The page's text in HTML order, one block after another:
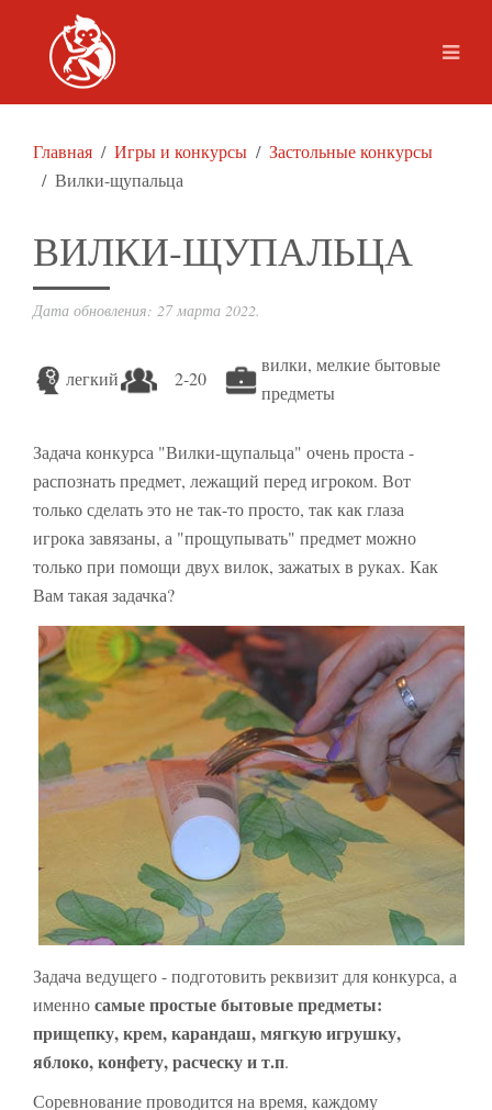
Главная Игры и конкурсы
Застольные конкурсы
Вилки-щупальца
ВИЛКИ-ЩУПАЛЬЦА
Дата обновления: 27 марта 2022.
легкий 2-20
вилки, мелкие бытовые
предметы
Задача конкурса "Вилки-щупальца" очень проста -
распознать предмет, лежащий перед игроком. Вот
только сделать это не так-то просто, так как глаза
игрока завязаны, а "прощупывать" предмет можно
только при помощи двух вилок, зажатых в руках. Как
Вам такая задачка?
Задача ведущего - подготовить реквизит для конкурса, а
именносамые простые бытовые предметы:
прищепку, крем, карандаш, мягкую игрушку,
яблоко, конфету, расческу и т.п.
Соревнование проводится на время, каждому